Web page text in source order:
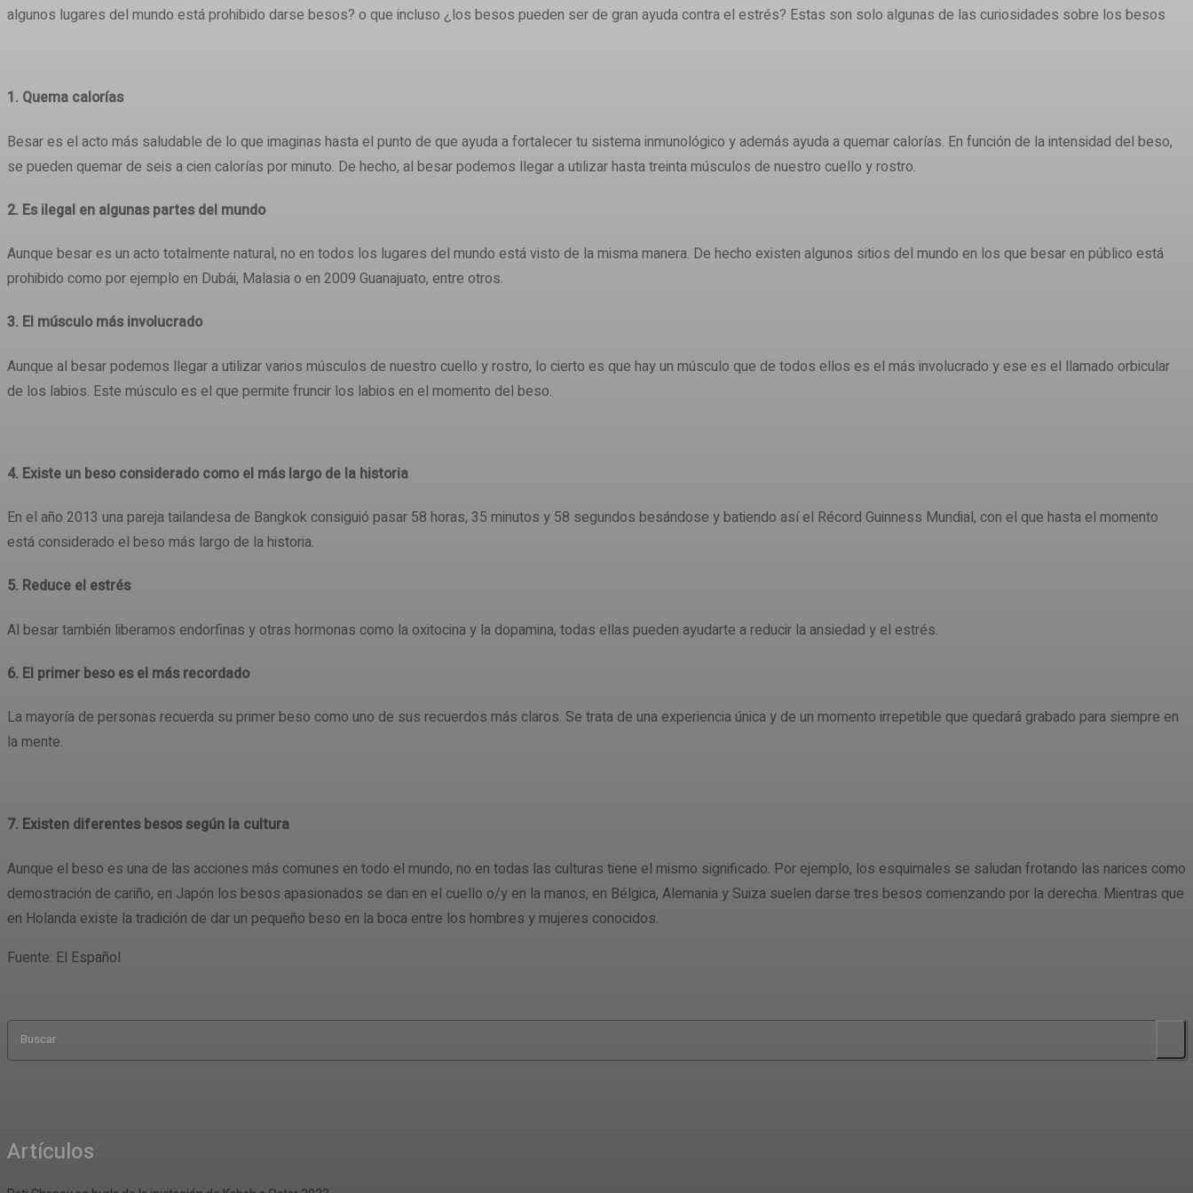
algunos lugares del mundo está prohibido darse besos? o que incluso ¿los besos pueden ser de gran ayuda contra el estrés? Estas son solo algunas de las curiosidades sobre los besos
1. Quema calorías
Besar es el acto más saludable de lo que imaginas hasta el punto de que ayuda a fortalecer tu sistema inmunológico y además ayuda a quemar calorías. En función de la intensidad del beso,
se pueden quemar de seis a cien calorías por minuto. De hecho, al besar podemos llegar a utilizar hasta treinta músculos de nuestro cuello y rostro.
2. Es ilegal en algunas partes del mundo
Aunque besar es un acto totalmente natural, no en todos los lugares del mundo está visto de la misma manera. De hecho existen algunos sitios del mundo en los que besar en público está
prohibido como por ejemplo en Dubái, Malasia o en 2009 Guanajuato, entre otros.
3. El músculo más involucrado
Aunque al besar podemos llegar a utilizar varios músculos de nuestro cuello y rostro, lo cierto es que hay un músculo que de todos ellos es el más involucrado y ese es el llamado orbicular
de los labios. Este músculo es el que permite fruncir los labios en el momento del beso.
4. Existe un beso considerado como el más largo de la historia
En el año 2013 una pareja tailandesa de Bangkok consiguió pasar 58 horas, 35 minutos y 58 segundos besándose y batiendo así el Récord Guinness Mundial, con el que hasta el momento
está considerado el beso más largo de la historia.
5. Reduce el estrés
Al besar también liberamos endorfinas y otras hormonas como la oxitocina y la dopamina, todas ellas pueden ayudarte a reducir la ansiedad y el estrés.
6. El primer beso es el más recordado
La mayoría de personas recuerda su primer beso como uno de sus recuerdos más claros. Se trata de una experiencia única y de un momento irrepetible que quedará grabado para siempre en
la mente.
7. Existen diferentes besos según la cultura
Aunque el beso es una de las acciones más comunes en todo el mundo, no en todas las culturas tiene el mismo significado. Por ejemplo, los esquimales se saludan frotando las narices como
demostración de cariño, en Japón los besos apasionados se dan en el cuello o/y en la manos, en Bélgica, Alemania y Suiza suelen darse tres besos comenzando por la derecha. Mientras que
en Holanda existe la tradición de dar un pequeño beso en la boca entre los hombres y mujeres conocidos.
Fuente: El Español
Buscar
Artículos